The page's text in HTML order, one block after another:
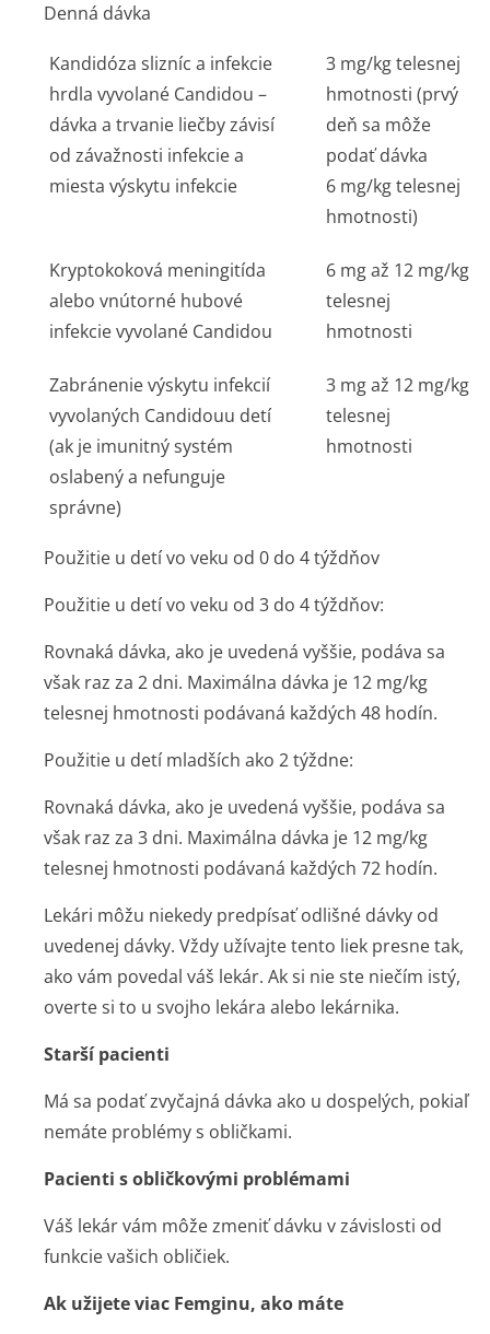
Denná dávka
Kandidóza slizníc a infekcie
hrdla vyvolané Candidou –
dávka a trvanie liečby závisí
od závažnosti infekcie a
miesta výskytu infekcie
3 mg/kg telesnej
hmotnosti (prvý
deň sa môže
podať dávka
6 mg/kg telesnej
hmotnosti)
Kryptokoková meningitída
alebo vnútorné hubové
infekcie vyvolané Candidou
6 mg až 12 mg/kg
telesnej
hmotnosti
Zabránenie výskytu infekcií
vyvolaných Candidouu detí
(ak je imunitný systém
oslabený a nefunguje
správne)
3 mg až 12 mg/kg
telesnej
hmotnosti
Použitie u detí vo veku od 0 do 4 týždňov
Použitie u detí vo veku od 3 do 4 týždňov:
Rovnaká dávka, ako je uvedená vyššie, podáva sa
však raz za 2 dni. Maximálna dávka je 12 mg/kg
telesnej hmotnosti podávaná každých 48 hodín.
Použitie u detí mladších ako 2 týždne:
Rovnaká dávka, ako je uvedená vyššie, podáva sa
však raz za 3 dni. Maximálna dávka je 12 mg/kg
telesnej hmotnosti podávaná každých 72 hodín.
Lekári môžu niekedy predpísať odlišné dávky od
uvedenej dávky. Vždy užívajte tento liek presne tak,
ako vám povedal váš lekár. Ak si nie ste niečím istý,
overte si to u svojho lekára alebo lekárnika.
Starší pacienti
Má sa podať zvyčajná dávka ako u dospelých, pokiaľ
nemáte problémy s obličkami.
Pacienti s obličkovými problémami
Váš lekár vám môže zmeniť dávku v závislosti od
funkcie vašich obličiek.
Ak užijete viac Femginu, ako máte